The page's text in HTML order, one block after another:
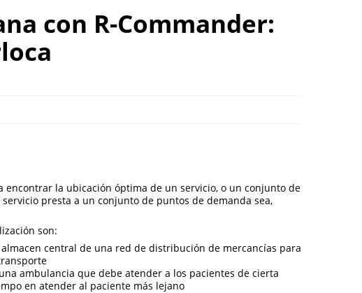
con R-Commander:
encontrar la ubicación óptima de un servicio, o un conjunto de
presta a un conjunto de puntos de demanda sea,
son:
central de una red de distribución de mercancías para
ambulancia que debe atender a los pacientes de cierta
en atender al paciente más lejano